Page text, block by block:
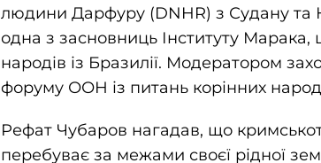
людини Дарфуру (DNHR) з Судану та
одна з засновниць Інституту Марака,
народів із Бразилії. Модератором
форуму ООН із питань корінних
Рефат Чубаров нагадав, що
перебуває за межами своєї рідної